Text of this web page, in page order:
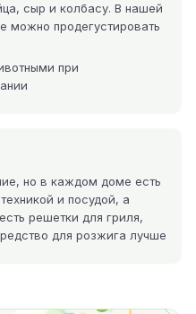
сыр и колбасу. В нашей
можно продегустировать
при
но в каждом доме есть
и посудой, а
решетки для гриля,
для розжига лучше